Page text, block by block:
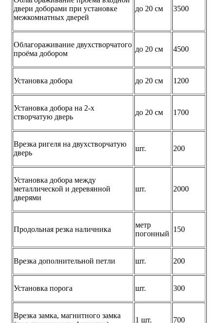
двери доборами при установке
межкомнатных дверей
до 20 см 3500
Облагораживание двухстворчатого
проёма добором
до 20 см 4500
Установка добора до 20 см 1200
Установка добора на 2-х
створчатую дверь
до 20 см 1700
Врезка ригеля на двухстворчатую
дверь
шт. 200
Установка добора между
металлической и деревянной
дверями
шт. 2000
Продольная резка наличника
метр
погонный
150
Врезка дополнительной петли шт. 200
Установка порога шт. 300
Врезка замка, магнитного замка
1 шт. 700